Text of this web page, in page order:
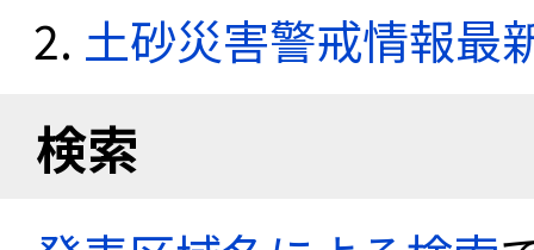
土砂災害警戒情報最
検索